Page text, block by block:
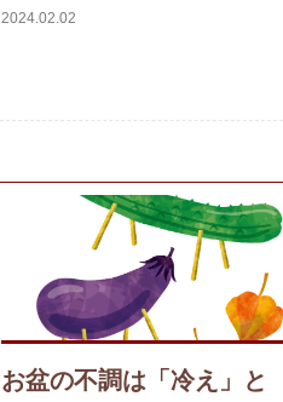
2024.02.02
お盆の不調は「冷え」と